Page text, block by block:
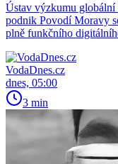
Ústav výzkumu
podnik Povodí Moravy
plně funkčního
VodaDnes.cz
dnes, 05:00
3 min